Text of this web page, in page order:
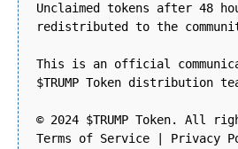
Unclaimed tokens after 48
redistributed to the
This is an official
$TRUMP Token distribution
© 2024 $TRUMP Token. All
Terms of Service | Privacy